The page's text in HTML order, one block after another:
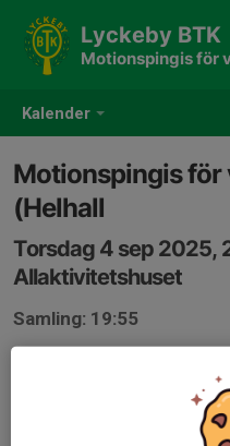
Kalender
Lyckeby BTK
Motionspingis för
Motionspingis för
(Helhall
Torsdag 4 sep 2025,
Allaktivitetshuset
Samling: 19:55